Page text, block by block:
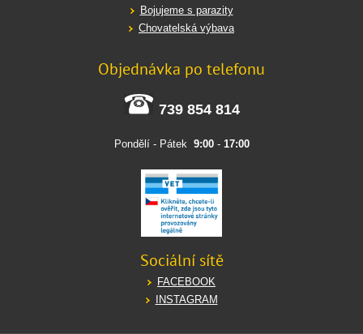
Bojujeme s parazity
Chovatelská výbava
Objednávka po telefonu
739 854 814
Pondělí - Pátek 9:00- 17:00
Sociální sítě
FACEBOOK
INSTAGRAM